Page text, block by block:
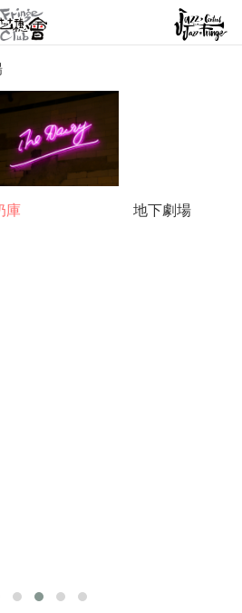
庫 地下劇場